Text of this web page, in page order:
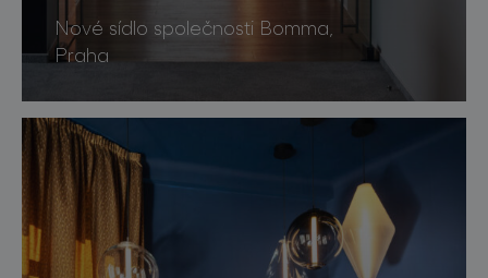
Nové sídlo společnosti Bomma,
Praha